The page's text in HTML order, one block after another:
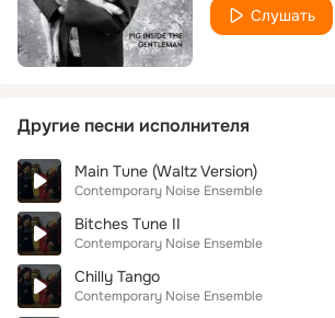
Слушать
Другие песни исполнителя
Main Tune (Waltz Version)
Contemporary Noise Ensemble
Bitches Tune II
Contemporary Noise Ensemble
Chilly Tango
Contemporary Noise Ensemble